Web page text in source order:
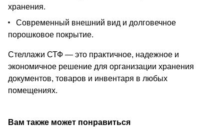
хранения.
Современный внешний вид и долговечное
порошковое покрытие.
Стеллажи СТФ — это практичное, надежное и
экономичное решение для организации хранения
документов, товаров и инвентаря в любых
помещениях.
Вам также может понравиться